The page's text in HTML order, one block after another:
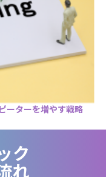
ーターを増やす戦略
ク
れ